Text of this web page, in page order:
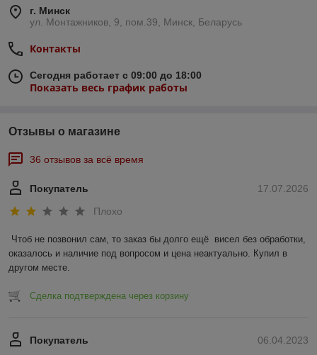
г. Минск
ул. Монтажников, 9, пом.39, Минск, Беларусь
Контакты
Сегодня работает с 09:00 до 18:00
Показать весь график работы
Отзывы о магазине
36 отзывов за всё время
17.07.2026
Покупатель
Плохо
Чтоб не позвонил сам, то заказ бы долго ещё  висел без обработки,
оказалось и наличие под вопросом и цена неактуально. Купил в
другом месте.
Сделка подтверждена через корзину
06.04.2023
Покупатель